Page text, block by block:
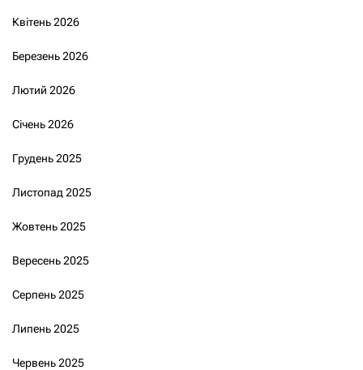
Квітень 2026
Березень 2026
Лютий 2026
Січень 2026
Грудень 2025
Листопад 2025
Жовтень 2025
Вересень 2025
Серпень 2025
Липень 2025
Червень 2025